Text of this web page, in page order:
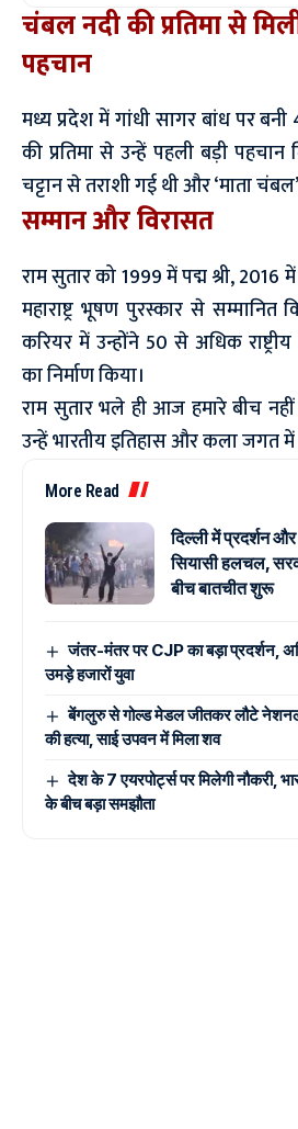
चंबल नदी की प्रतिमा से
पहचान
मध्य प्रदेश में गांधी सागर बांध पर
की प्रतिमा से उन्हें पहली बड़ी पहचान
चट्टान से तराशी गई थी और ‘माता
सम्मान और विरासत
राम सुतार को 1999 में पद्म श्री,
महाराष्ट्र भूषण पुरस्कार से
करियर में उन्होंने 50 से अधिक राष्ट्रीय
का निर्माण किया।
राम सुतार भले ही आज हमारे बीच
उन्हें भारतीय इतिहास और कला जगत
More Read
दिल्ली में प्रदर्शन
सियासी हलचल,
बीच बातचीत शुरू
जंतर-मंतर पर CJP का बड़ा प्रदर्शन,
उमड़े हजारों युवा
बेंगलुरु से गोल्ड मेडल जीतकर लौटे नेशनल
की हत्या, साई उपवन में मिला शव
देश के 7 एयरपोर्ट्स पर मिलेगी नौकरी,
के बीच बड़ा समझौता